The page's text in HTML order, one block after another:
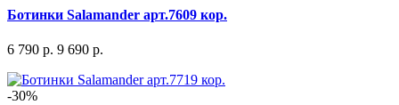
Ботинки Salamander арт.7609 кор.
6 790 р. 9 690 р.
-30%